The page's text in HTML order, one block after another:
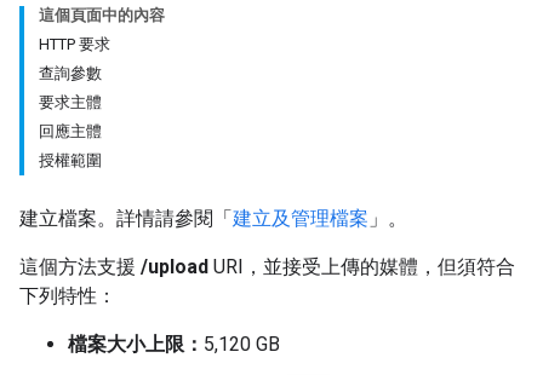
這個頁面中的內容
HTTP 要求
查詢參數
要求主體
回應主體
授權範圍
建立檔案。詳情請參閱「建立及管理檔案 」。
這個方法支援 /upload URI，並接受上傳的媒體，但須符合
下列特性：
檔案大小上限： 5,120 GB